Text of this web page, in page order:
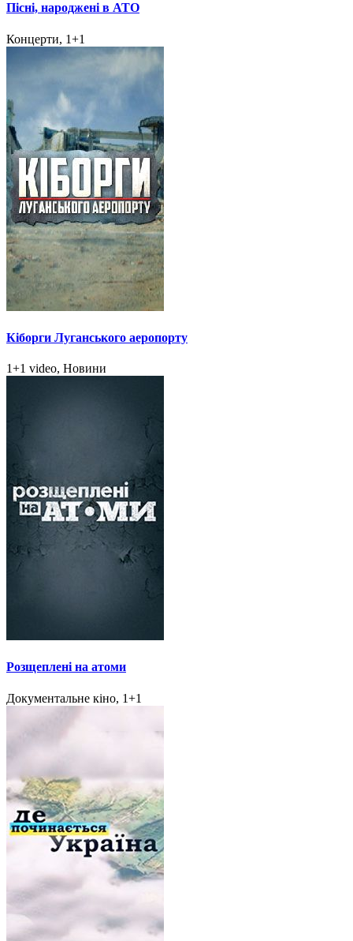
Пісні, народжені в АТО
Концерти, 1+1
Кіборги Луганського аеропорту
1+1 video, Новини
Розщеплені на атоми
Документальне кіно, 1+1